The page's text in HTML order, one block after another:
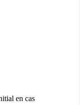
et la Plaza del
explorer la
en cas